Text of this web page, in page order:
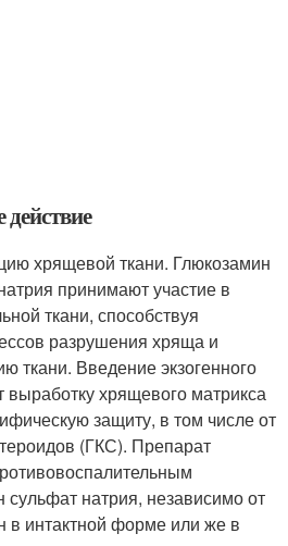
хрящевой ткани. Глюкозамин
принимают участие в
ткани, способствуя
разрушения хряща и
ткани. Введение экзогенного
выработку хрящевого матрикса
защиту, в том числе от
(ГКС). Препарат
натрия, независимо от
в интактной форме или же в